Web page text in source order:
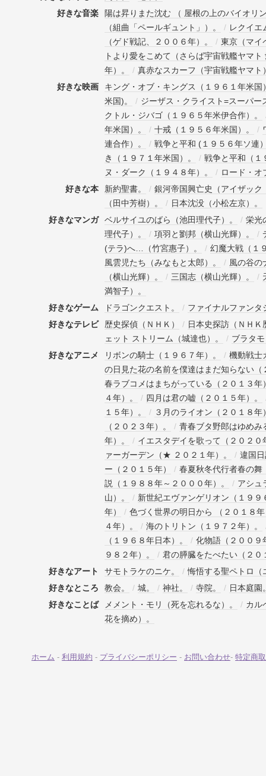
好きな音楽
陽は昇りまた沈む （ 屋根の上のバイオリ
（組曲「ペールギュント」）。
/ レクイエ
（ゲド戦記、２００６年）。
/ 東京（マイ
トより愛をこめて（さらば宇宙戦艦ヤマ
年）。
/ 真赤なスカーフ（宇宙戦艦ヤマト
好きな映画
キング・オブ・キングス（１９６１年米国
米国)。
/ ジーザス・クライスト=スーパ
クトル・ジバゴ（１９６５年米伊合作）。
年米国）。
/ 十戒（１９５６年米国）。 /
連合作）。
/ 戦争と平和 (１９５６年ソ連
き（１９７１年米国）。
/ 戦争と平和（１
ヌ・ダーク（１９４８年）。
/ ロード・
好きな本
新約聖書。 / 銀河帝国興亡史（アイザック
（田中芳樹）。
/ 日本沈没（小松左京）。
好きなマンガ
ベルサイユのばら（池田理代子）。 / 栄光
理代子）。
/ 項羽と劉邦（横山光輝）。 /
(テラ)へ…（竹宮惠子）。
/ 幻魔大戦（１
風雲児たち（みなもと太郎）。
/ 風の谷の
（横山光輝）。
/ 三国志（横山光輝）。 /
満智子）。
好きなゲーム
ドラゴンクエスト。 / ファイナルファンタ
好きなテレビ
歴史探偵（ＮＨＫ） / 日本史探訪（ＮＨＫ
ェット ストリーム（城達也）。
/ ブラタ
好きなアニメ
リボンの騎士（１９６７年）。 / 機動戦士
の日見た花の名前を僕達はまだ知らない（
春ラブコメはまちがっている（２０１３年
４年）。
/ 四月は君の嘘（２０１５年）。
１５年）。
/ ３月のライオン（２０１８年
（２０２３年）。
/ 青春ブタ野郎はゆめみ
年）。
/ イエスタデイを歌って（２０２０
ァーガーデン（★ ２０２１年）。
/ 違国
ー（２０１５年）
/ 春夏秋冬代行者春の舞
説（１９８８年～２０００年）。
/ アシュ
山）。
/ 新世紀エヴァンゲリオン（１９９
年）
/ 色づく世界の明日から （２０１８
４年）。
/ 海のトリトン（１９７２年）。
（１９６８年日本）。
/ 化物語（２００９
９８２年）。
/ 君の膵臓をたべたい（２０
好きなアート
サモトラケのニケ。 / 悔悟する聖ペトロ（
好きなところ
教会。 / 城。 / 神社。 / 寺院。 / 日本庭園
好きなことば
メメント・モリ（死を忘れるな）。 / カル
花を摘め）。
ホーム - 利用規約 - プライバシーポリシー - お問い合わせ- 特定商